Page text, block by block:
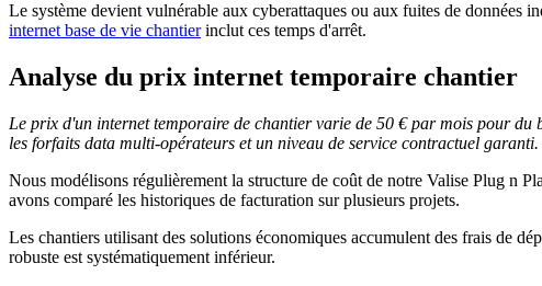
Le système devient vulnérable aux cyberattaques ou aux fuites de données
internet base de vie chantierinclut ces temps d'arrêt.
Analyse du prix internet temporaire chantier
Le prix d'un internet temporaire de chantier varie de 50 € par mois pour
les forfaits data multi-opérateurs et un niveau de service contractuel garanti.
Nous modélisons régulièrement la structure de coût de notre Valise Plug n
avons comparé les historiques de facturation sur plusieurs projets.
Les chantiers utilisant des solutions économiques accumulent des frais de
robuste est systématiquement inférieur.